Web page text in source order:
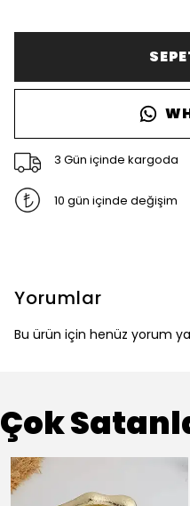
3 Gün içinde kargoda
10 gün içinde değişim
Yorumlar
Bu ürün için henüz yorum
Çok